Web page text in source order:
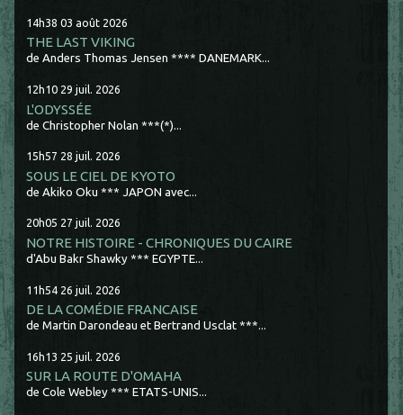
14h38 03 août 2026
THE LAST VIKING
de Anders Thomas Jensen **** DANEMARK...
12h10 29 juil. 2026
L'ODYSSÉE
de Christopher Nolan ***(*)...
15h57 28 juil. 2026
SOUS LE CIEL DE KYOTO
de Akiko Oku *** JAPON avec...
20h05 27 juil. 2026
NOTRE HISTOIRE - CHRONIQUES DU CAIRE
d'Abu Bakr Shawky *** EGYPTE...
11h54 26 juil. 2026
DE LA COMÉDIE FRANCAISE
de Martin Darondeau et Bertrand Usclat ***...
16h13 25 juil. 2026
SUR LA ROUTE D'OMAHA
de Cole Webley *** ETATS-UNIS...